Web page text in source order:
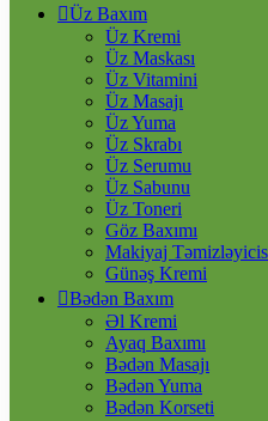
Üz Baxım
Üz Kremi
Üz Maskası
Üz Vitamini
Üz Masajı
Üz Yuma
Üz Skrabı
Üz Serumu
Üz Sabunu
Üz Toneri
Göz Baxımı
Makiyaj
Günəş Kremi
Bədən Baxım
Əl Kremi
Ayaq Baxımı
Bədən Masajı
Bədən Yuma
Bədən Korseti